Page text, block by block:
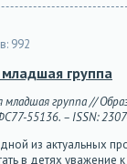
992
группа
группа //
55136. – ISSN:
из актуальных
в детях